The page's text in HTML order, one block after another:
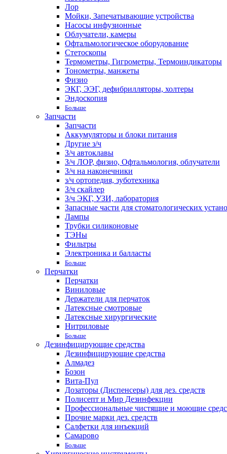
Лор
Мойки, Запечатывающие устройства
Насосы инфузионные
Облучатели, камеры
Офтальмологическое оборудование
Стетоскопы
Термометры, Гигрометры, Термоиндикаторы
Тонометры, манжеты
Физио
ЭКГ, ЭЭГ, дефибрилляторы, холтеры
Эндоскопия
Больше
Запчасти
Запчасти
Аккумуляторы и блоки питания
Другие з/ч
З/ч автоклавы
З/ч ЛОР, физио, Офтальмология, облучатели
З/ч на наконечники
з/ч ортопедия, зуботехника
З/ч скайлер
З/ч ЭКГ, УЗИ, лаборатория
Запасные части для стоматологических
Лампы
Трубки силиконовые
ТЭНы
Фильтры
Электроника и балласты
Больше
Перчатки
Перчатки
Виниловые
Держатели для перчаток
Латексные смотровые
Латексные хирургические
Нитриловые
Больше
Дезинфицирующие средства
Дезинфицирующие средства
Алмадез
Бозон
Вита-Пул
Дозаторы (Диспенсеры) для дез. средств
Полисепт и Мир Дезинфекции
Профессиональные чистящие и моющие
Прочие марки дез. средств
Салфетки для инъекций
Самарово
Больше